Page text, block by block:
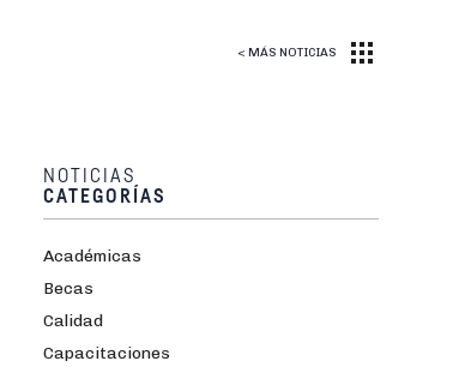
< MÁS NOTICIAS
NOTICIAS
CATEGORÍAS
Académicas
Becas
Calidad
Capacitaciones